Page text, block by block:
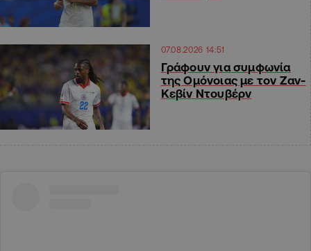
07.08.2026 14:51
Γράφουν για συμφωνία
της Ομόνοιας με τον Ζαν-
Κεβίν Ντουβέρν